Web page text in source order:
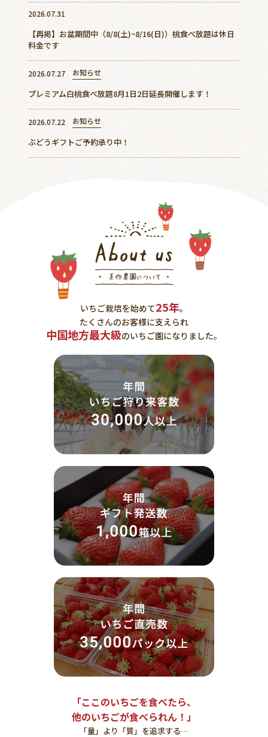
美作農園について
新着情報
周辺観光スポット
よくあるご質問
お客様の声
アクセス
2026.07.31
【再掲】お盆期間中（8/8(土)~8/16(日)）桃食べ放題は休日
料金です
2026.07.27 お知らせ
プレミアム白桃食べ放題8月1日2日延長開催します！
2026.07.22 お知らせ
ぶどうギフトご予約承り中！
いちご栽培を始めて25年。
たくさんのお客様に支えられ
中国地方最大級のいちご園になりました。
「ここのいちごを食べたら、
他のいちごが食べられん！」
「量」より「質」を追求する…